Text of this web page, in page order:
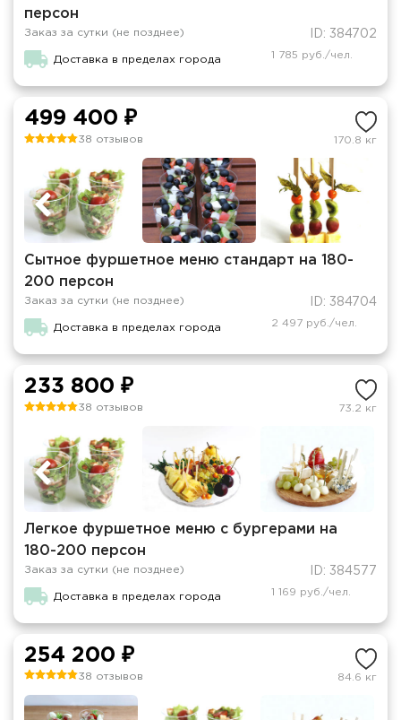
персон
Заказ за сутки (не позднее) ID: 384702
Доставка в пределах города 1 785 руб./чел.
499 400 ₽
38 отзывов 170.8 кг
Сытное фуршетное меню стандарт на 180-
200 персон
Заказ за сутки (не позднее) ID: 384704
Доставка в пределах города 2 497 руб./чел.
233 800 ₽
38 отзывов 73.2 кг
Легкое фуршетное меню с бургерами на
180-200 персон
Заказ за сутки (не позднее) ID: 384577
Доставка в пределах города 1 169 руб./чел.
254 200 ₽
38 отзывов 84.6 кг